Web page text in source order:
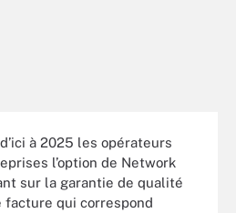
à 2025 les opérateurs
l’option de Network
sur la garantie de qualité
qui correspond